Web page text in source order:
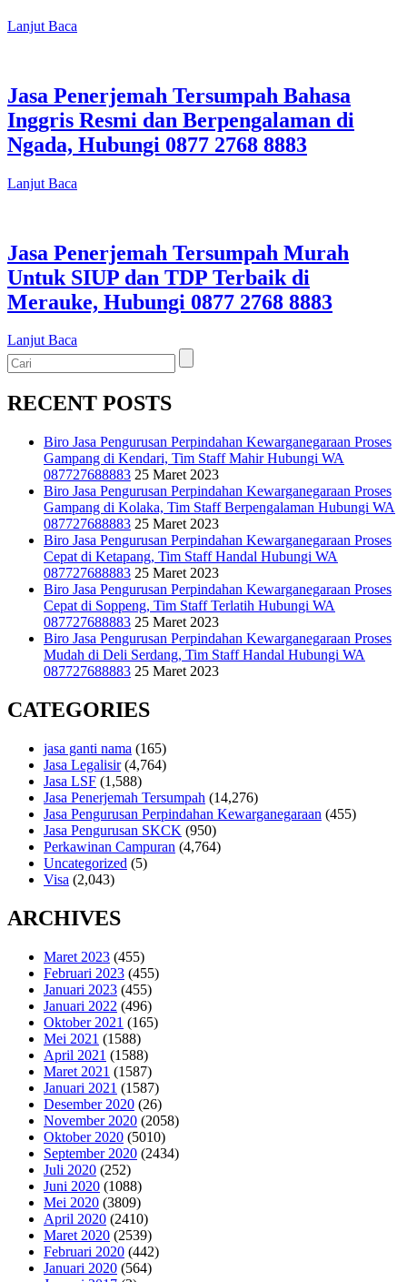
Lanjut Baca
Jasa Penerjemah Tersumpah Bahasa
Inggris Resmi dan Berpengalaman di
Ngada, Hubungi 0877 2768 8883
Lanjut Baca
Jasa Penerjemah Tersumpah Murah
Untuk SIUP dan TDP Terbaik di
Merauke, Hubungi 0877 2768 8883
Lanjut Baca
RECENT POSTS
Biro Jasa Pengurusan Perpindahan Kewarganegaraan Proses
Gampang di Kendari, Tim Staff Mahir Hubungi WA
087727688883 25 Maret 2023
Biro Jasa Pengurusan Perpindahan Kewarganegaraan Proses
Gampang di Kolaka, Tim Staff Berpengalaman Hubungi WA
087727688883 25 Maret 2023
Biro Jasa Pengurusan Perpindahan Kewarganegaraan Proses
Cepat di Ketapang, Tim Staff Handal Hubungi WA
087727688883 25 Maret 2023
Biro Jasa Pengurusan Perpindahan Kewarganegaraan Proses
Cepat di Soppeng, Tim Staff Terlatih Hubungi WA
087727688883 25 Maret 2023
Biro Jasa Pengurusan Perpindahan Kewarganegaraan Proses
Mudah di Deli Serdang, Tim Staff Handal Hubungi WA
087727688883 25 Maret 2023
CATEGORIES
jasa ganti nama (165)
Jasa Legalisir(4,764)
Jasa LSF (1,588)
Jasa Penerjemah Tersumpah (14,276)
Jasa Pengurusan Perpindahan Kewarganegaraan (455)
Jasa Pengurusan SKCK (950)
Perkawinan Campuran (4,764)
Uncategorized (5)
Visa (2,043)
ARCHIVES
Maret 2023 (455)
Februari 2023 (455)
Januari 2023 (455)
Januari 2022 (496)
Oktober 2021 (165)
Mei 2021 (1588)
April 2021 (1588)
Maret 2021 (1587)
Januari 2021 (1587)
Desember 2020 (26)
November 2020 (2058)
Oktober 2020 (5010)
September 2020 (2434)
Juli 2020 (252)
Juni 2020 (1088)
Mei 2020 (3809)
April 2020 (2410)
Maret 2020 (2539)
Februari 2020 (442)
Januari 2020 (564)